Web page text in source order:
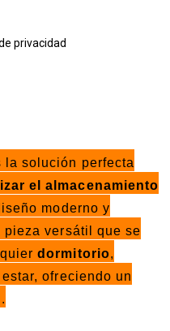
privacidad
la solución perfecta
el almacenamiento
moderno y
versátil que se
dormitorio,
ofreciendo un